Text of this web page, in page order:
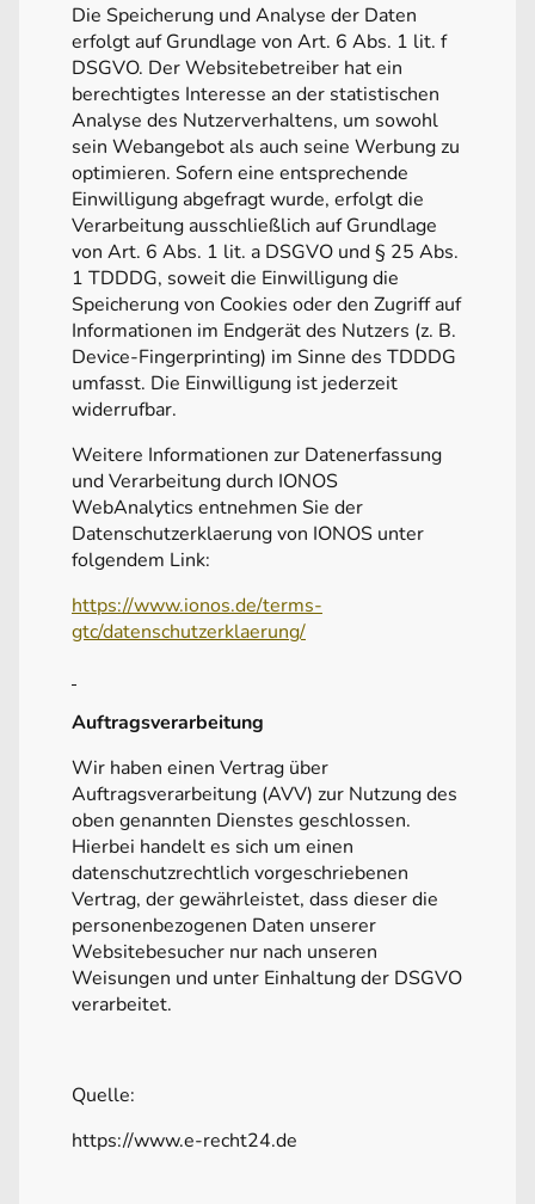
Die Speicherung und Analyse der Daten
erfolgt auf Grundlage von Art. 6 Abs. 1 lit. f
DSGVO. Der Websitebetreiber hat ein
berechtigtes Interesse an der statistischen
Analyse des Nutzerverhaltens, um sowohl
sein Webangebot als auch seine Werbung zu
optimieren. Sofern eine entsprechende
Einwilligung abgefragt wurde, erfolgt die
Verarbeitung ausschließlich auf Grundlage
von Art. 6 Abs. 1 lit. a DSGVO und § 25 Abs.
1 TDDDG, soweit die Einwilligung die
Speicherung von Cookies oder den Zugriff auf
Informationen im Endgerät des Nutzers (z. B.
Device-Fingerprinting) im Sinne des TDDDG
umfasst. Die Einwilligung ist jederzeit
widerrufbar.
Weitere Informationen zur Datenerfassung
und Verarbeitung durch IONOS
WebAnalytics entnehmen Sie der
Datenschutzerklaerung von IONOS unter
folgendem Link:
https://www.ionos.de/terms-
gtc/datenschutzerklaerung/
Auftragsverarbeitung
Wir haben einen Vertrag über
Auftragsverarbeitung (AVV) zur Nutzung des
oben genannten Dienstes geschlossen.
Hierbei handelt es sich um einen
datenschutzrechtlich vorgeschriebenen
Vertrag, der gewährleistet, dass dieser die
personenbezogenen Daten unserer
Websitebesucher nur nach unseren
Weisungen und unter Einhaltung der DSGVO
verarbeitet.
Quelle:
https://www.e-recht24.de